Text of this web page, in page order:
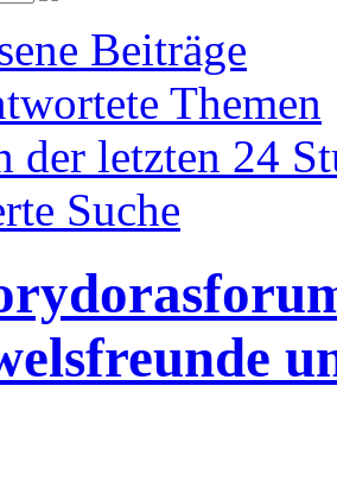
Beiträge
Themen
der letzten 24
Suche